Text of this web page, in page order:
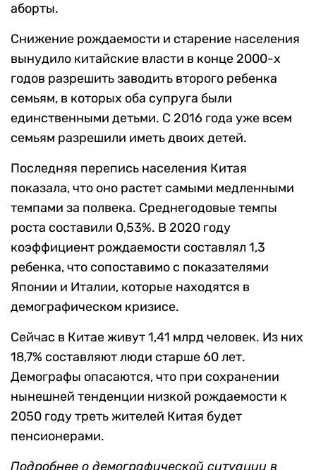
аборты.
Снижение рождаемости и старение населения
вынудило китайские власти в конце 2000-х
годов разрешить заводить второго ребенка
семьям, в которых оба супруга были
единственными детьми. С 2016 года уже всем
семьям разрешили иметь двоих детей.
Последняя перепись населения Китая
показала, что оно растет самыми медленными
темпами за полвека. Среднегодовые темпы
роста составили 0,53%. В 2020 году
коэффициент рождаемости составлял 1,3
ребенка, что сопоставимо с показателями
Японии и Италии, которые находятся в
демографическом кризисе.
Сейчас в Китае живут 1,41 млрд человек. Из них
18,7% составляют люди старше 60 лет.
Демографы опасаются, что при сохранении
нынешней тенденции низкой рождаемости к
2050 году треть жителей Китая будет
пенсионерами.
Подробнее о демографической ситуации в